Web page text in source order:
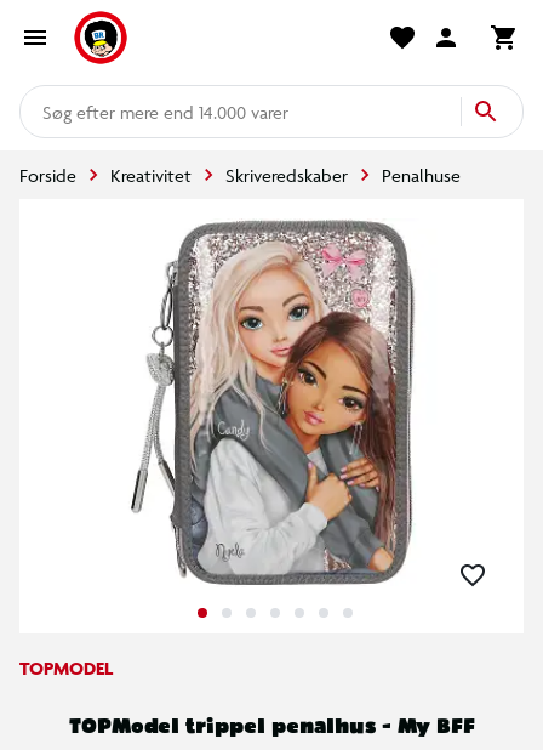
mere end 14.000 varer
Forside Kreativitet Skriveredskaber Penalhuse
TOPMODEL
TOPModel trippel penalhus - My BFF